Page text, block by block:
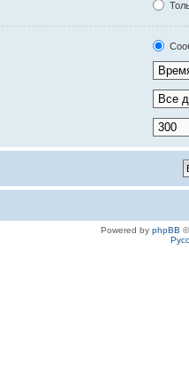
Powered by phpBB